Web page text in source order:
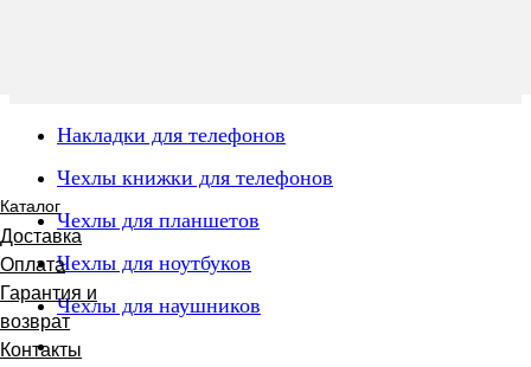
Каталог
Доставка
Оплата
Гарантия и
возврат
Контакты
Накладки для телефонов
Чехлы книжки для телефонов
Чехлы для планшетов
Чехлы для ноутбуков
Чехлы для наушников